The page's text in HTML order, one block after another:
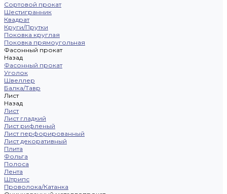
Сортовой прокат
Шестигранник
Квадрат
Круги/Прутки
Поковка круглая
Поковка прямоугольная
Фасонный прокат
Назад
Фасонный прокат
Уголок
Швеллер
Балка/Тавр
Лист
Назад
Лист
Лист гладкий
Лист рифленый
Лист перфорированный
Лист декоративный
Плита
Фольга
Полоса
Лента
Штрипс
Проволока/Катанка